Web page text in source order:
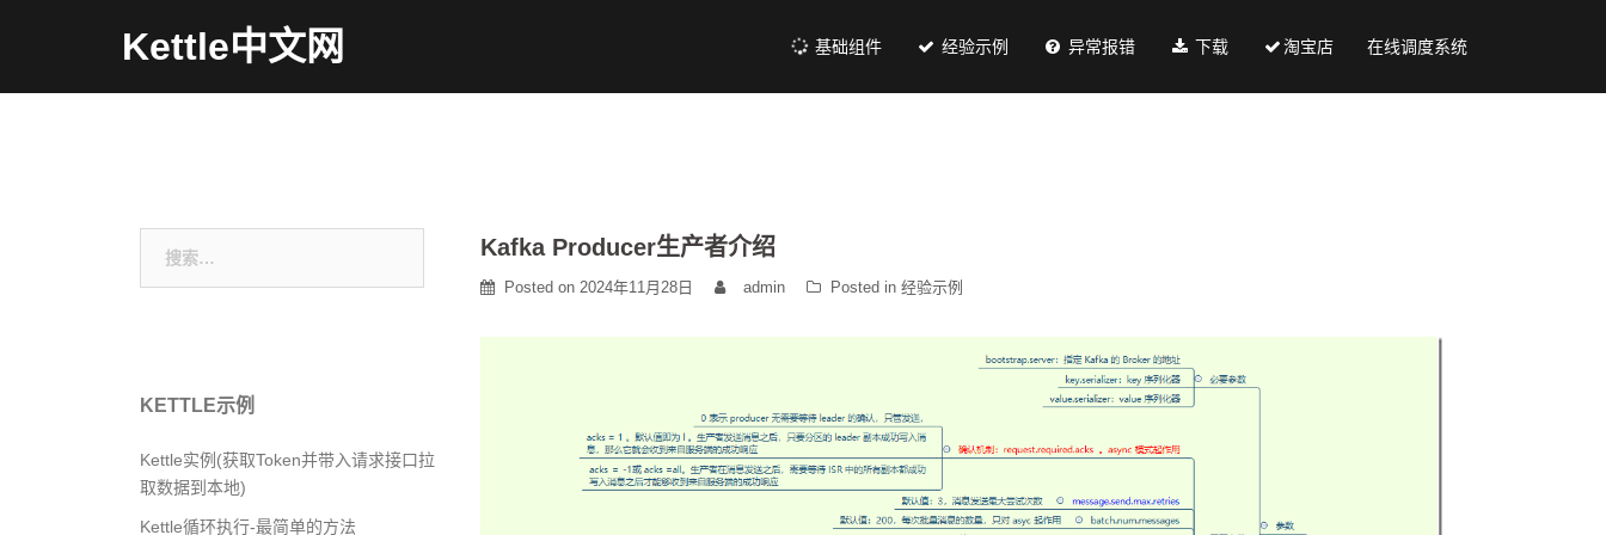
Kettle中文网 基础组件 经验示例 异常报错 下载 淘宝店 在线调度系统
索：
KETTLE示例
Kettle实例(获取Token并带入请求接口拉
取数据到本地)
Kettle循环执行-最简单的方法
Kafka Producer生产者介绍
Posted on 2024年11月28日 admin Posted in 经验示例